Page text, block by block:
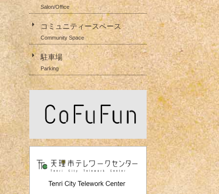
Salon/Office
コミュニティースペース
Community Space
駐車場
Parking